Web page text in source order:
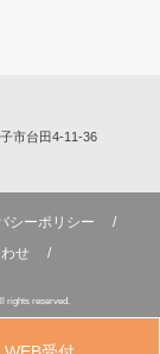
市台田4-11-36
シーポリシー
せ
rights reserved.